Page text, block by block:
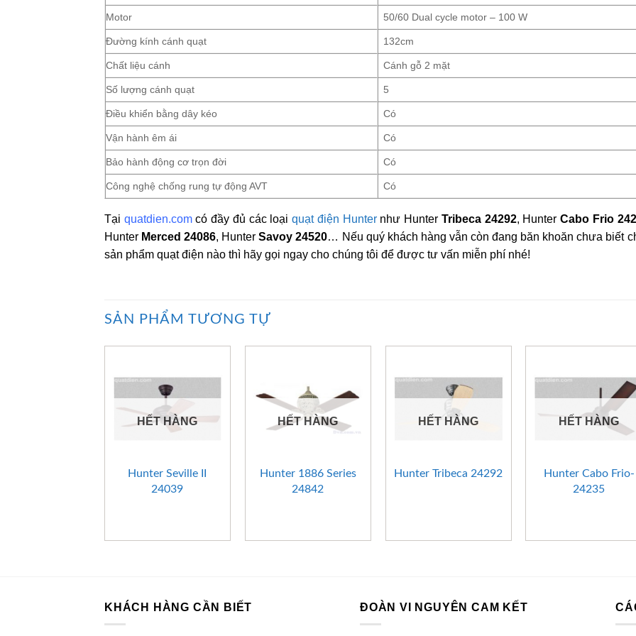
Motor 50/60 Dual cycle motor – 100 W
Đường kính cánh quạt 132cm
Chất liệu cánh Cánh gỗ 2 mặt
Số lượng cánh quạt 5
Điều khiển bằng dây kéo Có
Vận hành êm ái Có
Bảo hành động cơ trọn đời Có
Công nghệ chống rung tự động AVT Có
Tại quatdien.comcó đầy đủ các loạiquạt điện Hunternhư Hunter Tribeca 24292, HunterCabo Frio
Hunter Merced 24086, HunterSavoy 24520… Nếu quý khách hàng vẫn còn đang băn khoăn chưa biết
sản phẩm quạt điện nào thì hãy gọi ngay cho chúng tôi để được tư vấn miễn phí nhé!
SẢN PHẨM TƯƠNG TỰ
HẾT HÀNG
Hunter Seville II
24039
HẾT HÀNG
Hunter 1886 Series
24842
HẾT HÀNG
Hunter Tribeca 24292
HẾT HÀNG
Hunter Cabo Frio-
24235
KHÁCH HÀNG CẦN BIẾT ĐOÀN VI NGUYÊN CAM KẾT